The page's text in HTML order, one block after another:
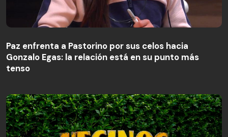
Gonzalo Egas: la relación está en su punto más
tenso
Paz enfrenta a Pastorino por sus celos hacia
Gonzalo Egas: la relación está en su punto más
tenso